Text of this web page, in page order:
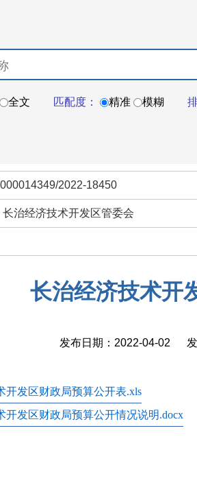
全文 匹配度： 精准 模糊
2022-18450
长治经济技术开发区管委会
长治经济技术开
发布日期：2022-04-02 发
开发区财政局预算公开表.xls
开发区财政局预算公开情况说明.docx